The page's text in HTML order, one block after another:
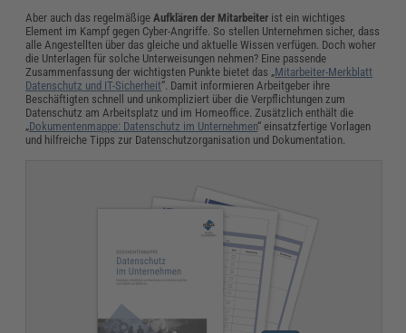
Aber auch das regelmäßigeAufklärender Mitarbeiter ist ein wichtiges
Element im Kampf gegen Cyber-Angriffe. So stellen Unternehmen sicher, dass
alle Angestellten über das gleiche und aktuelle Wissen verfügen. Doch woher
die Unterlagen für solche Unterweisungen nehmen? Eine passende
Zusammenfassung der wichtigsten Punkte bietet das „Mitarbeiter-Merkblatt
Datenschutz und IT-Sicherheit“. Damit informieren Arbeitgeber ihre
Beschäftigten schnell und unkompliziert über die Verpflichtungen zum
Datenschutz am Arbeitsplatz und im Homeoffice. Zusätzlich enthält die
„Dokumentenmappe: Datenschutz im Unternehmen“ einsatzfertige Vorlagen
und hilfreiche Tipps zur Datenschutzorganisation und Dokumentation.